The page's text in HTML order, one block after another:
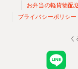
お弁当の軽貨物配
プライバシーポリシー
く